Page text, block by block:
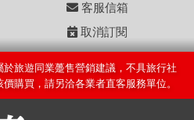
客服信箱
取消訂閱
旅遊同業躉售營銷建議，不具旅行社
購買，請另洽各業者直客服務單位。